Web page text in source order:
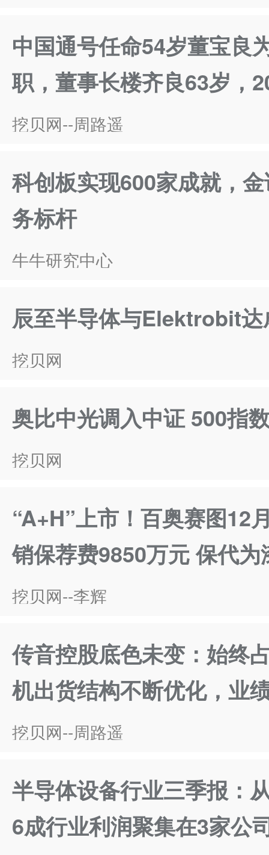
中国通号任命54岁董宝良
职，董事长楼齐良63岁，
挖贝网--周路遥
科创板实现600家成就，
务标杆
牛牛研究中心
辰至半导体与Elektrobit
挖贝网
奥比中光调入中证 500指
挖贝网
“A+H”上市！百奥赛图12
销保荐费9850万元 保代
挖贝网--李辉
传音控股底色未变：始终
机出货结构不断优化，业
挖贝网--周路遥
半导体设备行业三季报：
6成行业利润聚集在3家公